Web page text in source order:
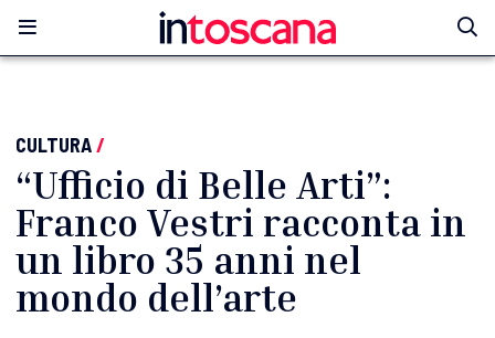
CULTURA/
“Ufficio di Belle Arti”:
Franco Vestri racconta in
un libro 35 anni nel
mondo dell’arte